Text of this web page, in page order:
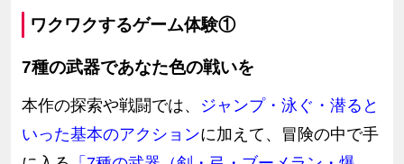
ワクワクするゲーム体験①
7種の武器であなた色の戦いを
本作の探索や戦闘では、
ジャンプ・泳ぐ・潜ると
いった基本のアクションに加えて、冒険の中で手